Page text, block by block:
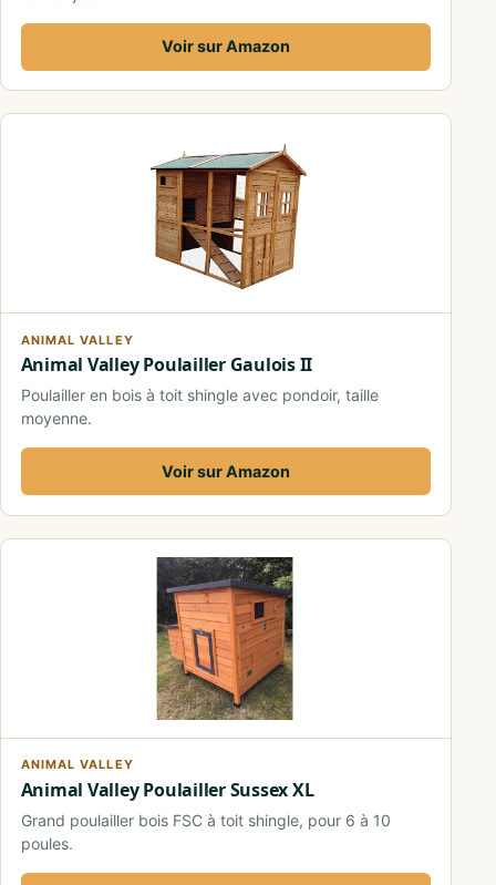
Voir sur Amazon
ANIMAL VALLEY
Animal Valley Poulailler Gaulois II
Poulailler en bois à toit shingle avec pondoir, taille
moyenne.
Voir sur Amazon
ANIMAL VALLEY
Animal Valley Poulailler Sussex XL
Grand poulailler bois FSC à toit shingle, pour 6 à 10
poules.